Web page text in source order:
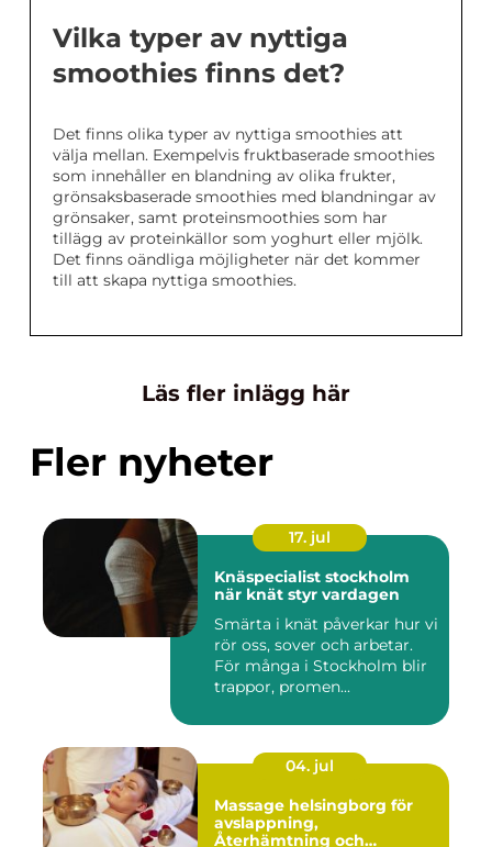
Vilka typer av nyttiga
smoothies finns det?
Det finns olika typer av nyttiga smoothies att
välja mellan. Exempelvis fruktbaserade smoothies
som innehåller en blandning av olika frukter,
grönsaksbaserade smoothies med blandningar av
grönsaker, samt proteinsmoothies som har
tillägg av proteinkällor som yoghurt eller mjölk.
Det finns oändliga möjligheter när det kommer
till att skapa nyttiga smoothies.
Läs fler inlägg här
Fler nyheter
17. jul
Knäspecialist stockholm
när knät styr vardagen
Smärta i knät påverkar hur vi
rör oss, sover och arbetar.
För många i Stockholm blir
trappor, promen...
04. jul
Massage helsingborg för
avslappning,
Återhämtning och